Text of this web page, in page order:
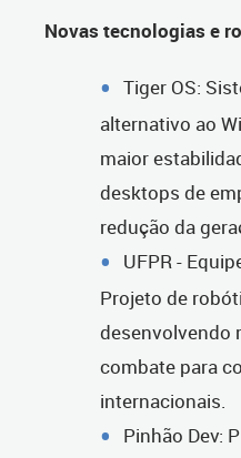
Novas tecnologias e
Tiger OS:
alternativo ao
maior
desktops de
redução da
UFPR -
Projeto de
desenvolvendo
combate para
internacionais.
Pinhão Dev: